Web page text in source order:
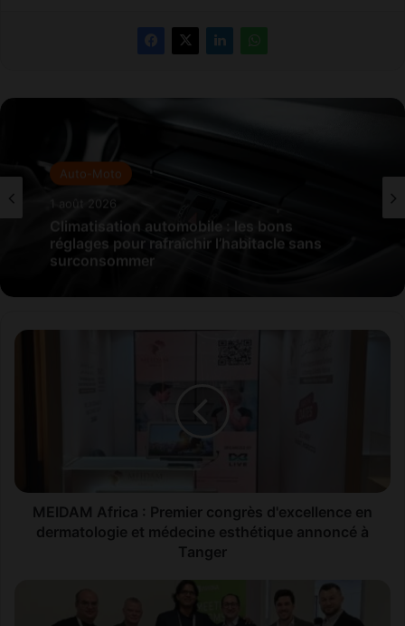
Auto-Moto
1 août 2026
Climatisation automobile : les bons
réglages pour rafraîchir l’habitacle sans
surconsommer
M
r
MEIDAM Africa : Premier congrès d'excellence en
dermatologie et médecine esthétique annoncé à
Tanger